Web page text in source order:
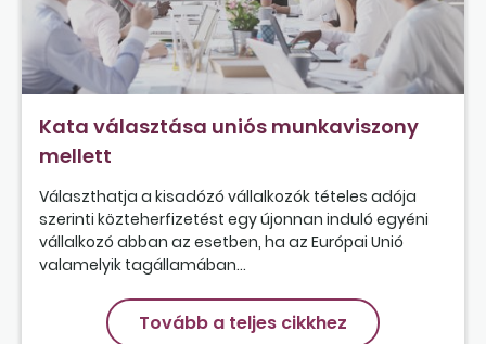
Kata választása uniós munkaviszony
mellett
Választhatja a kisadózó vállalkozók tételes adója
szerinti közteherfizetést egy újonnan induló egyéni
vállalkozó abban az esetben, ha az Európai Unió
valamelyik tagállamában...
Tovább a teljes cikkhez